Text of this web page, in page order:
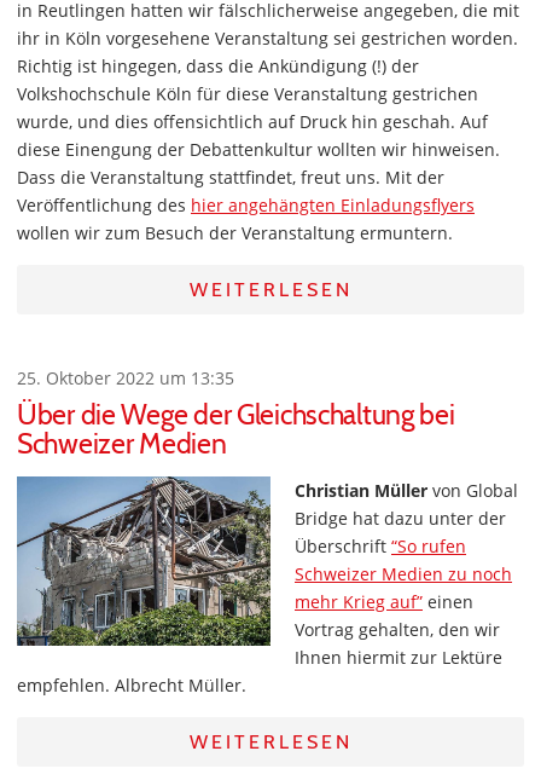
in Reutlingen hatten wir fälschlicherweise angegeben, die mit
ihr in Köln vorgesehene Veranstaltung sei gestrichen worden.
Richtig ist hingegen, dass die Ankündigung (!) der
Volkshochschule Köln für diese Veranstaltung gestrichen
wurde, und dies offensichtlich auf Druck hin geschah. Auf
diese Einengung der Debattenkultur wollten wir hinweisen.
Dass die Veranstaltung stattfindet, freut uns. Mit der
Veröffentlichung des hier angehängten Einladungsflyers
wollen wir zum Besuch der Veranstaltung ermuntern.
WEITERLESEN
25. Oktober 2022 um 13:35
Über die Wege der Gleichschaltung bei
Schweizer Medien
Christian Müller von Global
Bridge hat dazu unter der
Überschrift “So rufen
Schweizer Medien zu noch
mehr Krieg auf” einen
Vortrag gehalten, den wir
Ihnen hiermit zur Lektüre
empfehlen. Albrecht Müller.
WEITERLESEN